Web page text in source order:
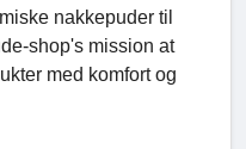
nakkepuder til
shop's mission at
med komfort og